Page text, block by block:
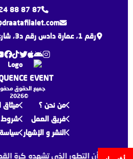
88 87 87
رقم 1، عمارة دادس رقم د3، شارع مولاي رشيد ورزازات
EVENT
جميع الحقوق
©2026
من نحن ؟
فريق العمل
النشر و الإشهار
ميثاق
شروط
لقجع أن التطور الذي تشهده كرة